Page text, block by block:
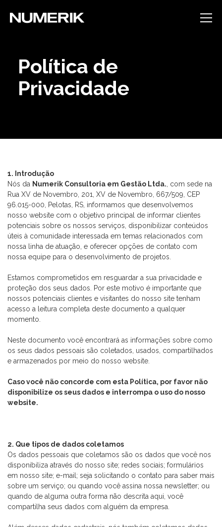
Política de
Privacidade
1. Introdução
Nós da Numerik Consultoria em Gestão Ltda. , com sede na
Rua XV de Novembro, 201, XV de Novembro, 667/509, CEP
96.015-000, Pelotas, RS, informamos que desenvolvemos
nosso website com o objetivo principal de informar clientes
potenciais sobre os nossos serviços, disponibilizar conteúdos
úteis à comunidade interessada em temas relacionados com
nossa linha de atuação, e oferecer opções de contato com
nossa equipe para o desenvolvimento de projetos.
Estamos comprometidos em resguardar a sua privacidade e
proteção dos seus dados. Por este motivo é importante que
nossos potenciais clientes e visitantes do nosso site tenham
acesso a leitura completa deste documento a qualquer
momento.
Neste documento você encontrará as informações sobre como
os seus dados pessoais são coletados, usados, compartilhados
e armazenados por meio do nosso website.
Caso você não concorde com esta Política, por favor não
disponibilize os seus dados e interrompa o uso do nosso
website.
2. Que tipos de dados coletamos
Os dados pessoais que coletamos são os dados que você nos
disponibiliza através do nosso site; redes sociais; formulários
em nosso site; e-mail; seja solicitando o contato para saber mais
sobre um serviço; ou quando você assina nossa newsletter; ou
quando de alguma outra forma não descrita aqui, você
compartilha seus dados com alguém da empresa.